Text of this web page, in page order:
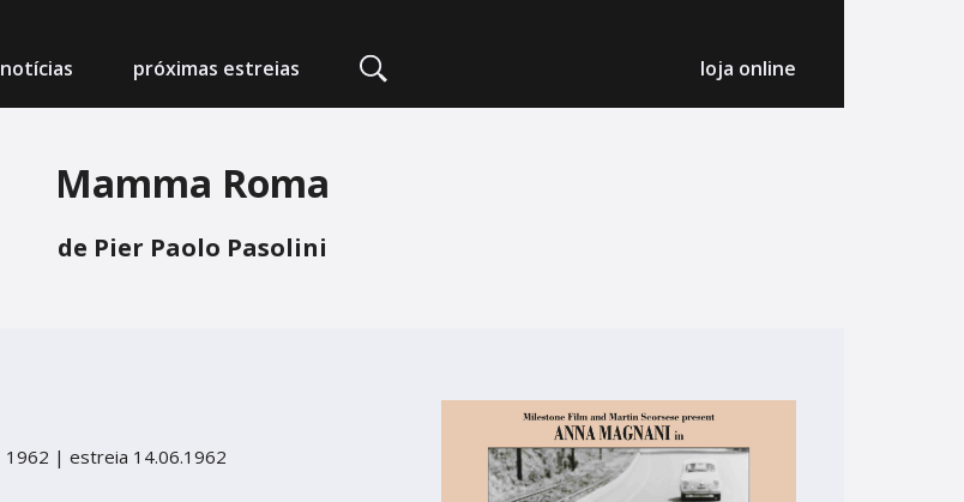
notícias próximas estreias loja online
Mamma Roma
de Pier Paolo Pasolini
1962 | estreia 14.06.1962